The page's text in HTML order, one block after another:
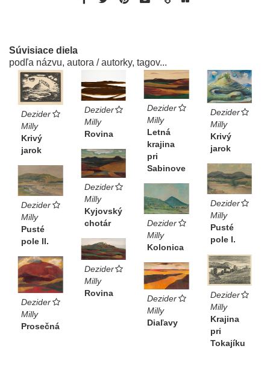
Súvisiace diela
podľa názvu, autora / autorky, tagov...
Dezider
Milly
Krivý
jarok
Dezider
Milly
Rovina
Dezider
Milly
Letná
krajina
pri
Sabinove
Dezider
Milly
Krivý
jarok
Dezider
Milly
Kyjovský
chotár
Dezider
Milly
Pusté
pole I.
Dezider
Milly
Pusté
pole II.
Dezider
Milly
Kolonica
Dezider
Milly
Rovina
Dezider
Milly
Krajina
pri
Tokajíku
Dezider
Milly
Prosečná
Dezider
Milly
Diaľavy